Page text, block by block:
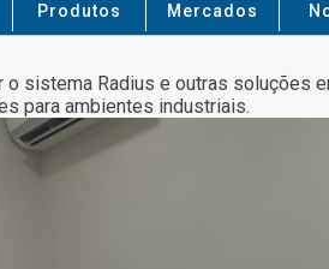
Produtos Mercados
sistema Radius e outras soluções
para ambientes industriais.